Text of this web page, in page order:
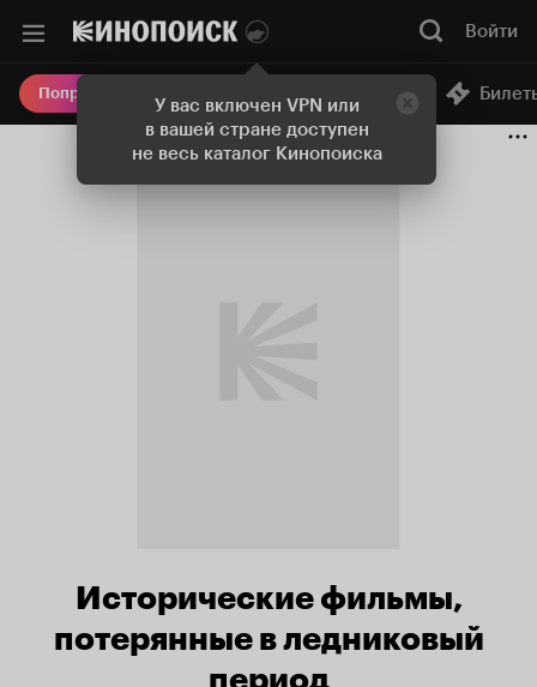
У вас включен VPN или
в вашей стране доступен
не весь каталог Кинопоиска
Войти
Попробовать Плюс Онлайн-кинотеатр
Исторические фильмы,
потерянные в ледниковый